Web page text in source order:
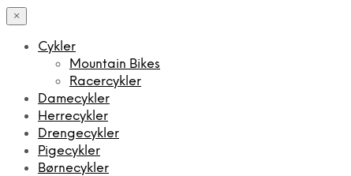
×
Cykler
Mountain Bikes
Racercykler
Damecykler
Herrecykler
Drengecykler
Pigecykler
Børnecykler